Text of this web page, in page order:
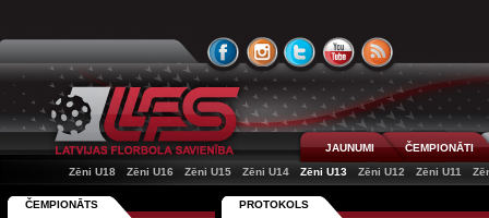
JAUNUMI
ČEMPIONĀTI
Zēni U18
Zēni U16 Zēni U15 Zēni U14 Zēni U13 Zēni U12 Zēni U11
PROTOKOLS
ČEMPIONĀTS